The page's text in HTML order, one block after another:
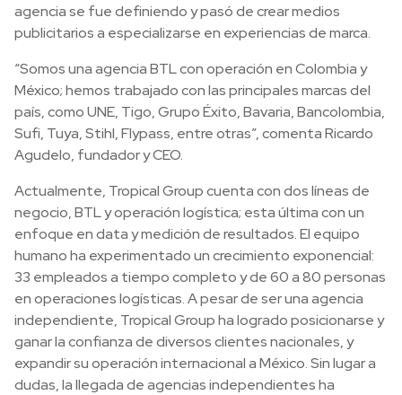
agencia se fue definiendo y pasó de crear medios
publicitarios a especializarse en experiencias de marca.
“Somos una agencia BTL con operación en Colombia y
México; hemos trabajado con las principales marcas del
país, como UNE, Tigo, Grupo Éxito, Bavaria, Bancolombia,
Sufi, Tuya, Stihl, Flypass, entre otras”, comenta Ricardo
Agudelo, fundador y CEO.
Actualmente, Tropical Group cuenta con dos líneas de
negocio, BTL y operación logística; esta última con un
enfoque en data y medición de resultados. El equipo
humano ha experimentado un crecimiento exponencial:
33 empleados a tiempo completo y de 60 a 80 personas
en operaciones logísticas. A pesar de ser una agencia
independiente, Tropical Group ha logrado posicionarse y
ganar la confianza de diversos clientes nacionales, y
expandir su operación internacional a México. Sin lugar a
dudas, la llegada de agencias independientes ha